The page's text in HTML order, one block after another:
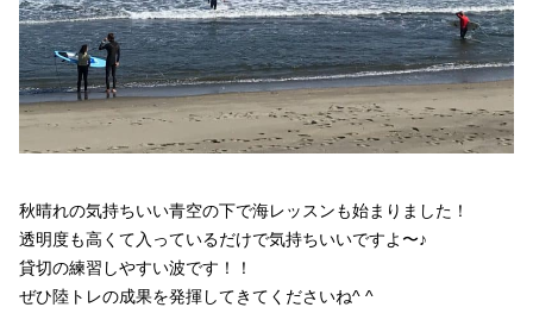
秋晴れの気持ちいい青空の下で海レッスンも始まりました！
透明度も高くて入っているだけで気持ちいいですよ〜♪
貸切の練習しやすい波です！！
ぜひ陸トレの成果を発揮してきてくださいね^ ^